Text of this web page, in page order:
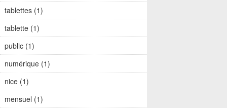
tablettes (1)
tablette (1)
public (1)
numérique (1)
nice (1)
mensuel (1)